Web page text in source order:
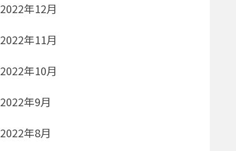
2022年12月
2022年11月
2022年10月
2022年9月
2022年8月